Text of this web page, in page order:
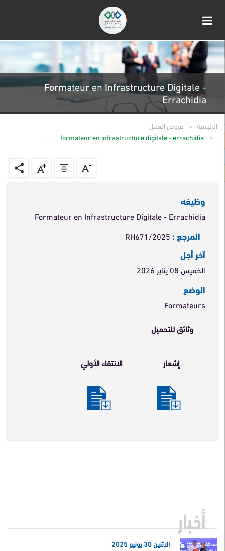
Formateur en Infrastructure Digitale -
Errachidia
الرئيسية
عروض العمل
formateur en infrastructure digitale - errachidia
وظيفه
Formateur en Infrastructure Digitale - Errachidia
المرجع : RH671/2025
آخر أجل
الخميس 08 يناير 2026
الوضع
Formateurs
وثائق للتحميل
إشعار الانتقاء الأولي
أخبار
الاثنين 30 يونيو 2025